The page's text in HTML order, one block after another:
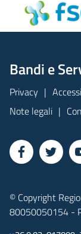
Bandi e
Privacy
Note legali
© Copyright
80050050154 -